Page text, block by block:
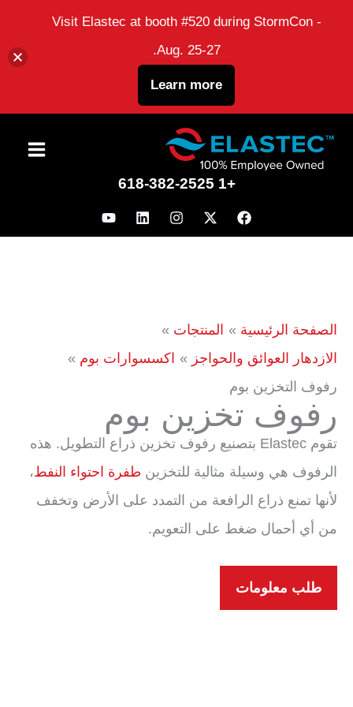
+1 618-382-2525
الصفحة الرئيسية
المنتجات
الازدهار العوائق والحواجز
اكسسوارات بوم
رفوف التخزين بوم
رفوف تخزين بوم
تقوم Elastec بتصنيع رفوف تخزين ذراع التطويل. هذه
الرفوف هي وسيلة مثالية للتخزين طفرة احتواء النفط،
لأنها تمنع ذراع الرافعة من التمدد على الأرض وتخفف
من أي أحمال ضغط على التعويم.
طلب معلومات
Visit Elastec at booth #520 during StormCon -
Aug. 25-27.
Learn more